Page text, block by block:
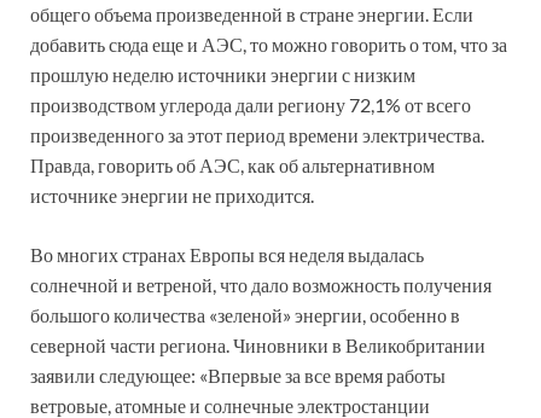
общего объема произведенной в стране энергии. Если
добавить сюда еще и АЭС, то можно говорить о том, что за
прошлую неделю источники энергии с низким
производством углерода дали региону 72,1% от всего
произведенного за этот период времени электричества.
Правда, говорить об АЭС, как об альтернативном
источнике энергии не приходится.
Во многих странах Европы вся неделя выдалась
солнечной и ветреной, что дало возможность получения
большого количества «зеленой» энергии, особенно в
северной части региона. Чиновники в Великобритании
заявили следующее: «Впервые за все время работы
ветровые, атомные и солнечные электростанции